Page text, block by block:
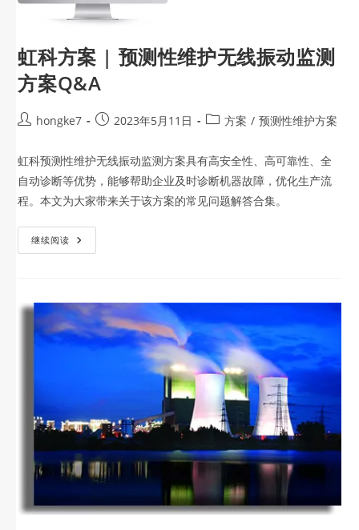
虹科方案 | 预测性维护无线振动监测
方案Q&A
hongke7 2023年5月11日 方案 / 预测性维护方案
虹科预测性维护无线振动监测方案具有高安全性、高可靠性、全
自动诊断等优势，能够帮助企业及时诊断机器故障，优化生产流
程。本文为大家带来关于该方案的常见问题解答合集。
继续阅读